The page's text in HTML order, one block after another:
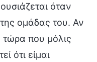
όταν
ομάδας του. Αν
που μόλις
ότι είμαι